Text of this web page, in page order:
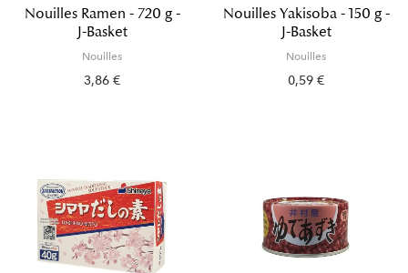
Nouilles Ramen - 720 g -
J-Basket
Nouilles
3,86 €
Nouilles Yakisoba - 150 g -
J-Basket
Nouilles
0,59 €